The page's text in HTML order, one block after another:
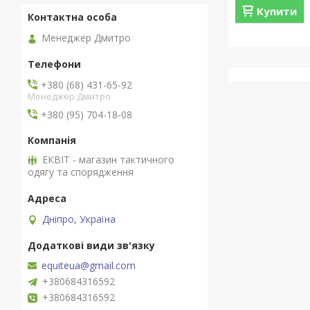
Купити
Менеджер Дмитро
+380 (68) 431-65-92
Менеджер Дмитро
+380 (95) 704-18-08
ЕКВІТ - магазин тактичного
одягу та спорядження
Дніпро, Україна
equiteua@gmail.com
+380684316592
+380684316592